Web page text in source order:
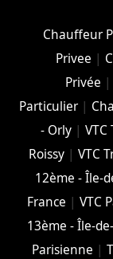
Chauffeur
Privee |
Privée |
Particulier |
- Orly |
Roissy| VTC
12ème - Île-
France |VTC
13ème - Île-
Parisienne |